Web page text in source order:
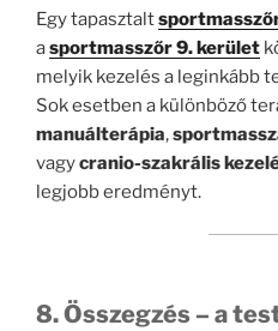
Egy tapasztalt
asportmasszőr 9. kerület
melyik kezelés a leginkább
Sok esetben a különböző
manuálterápia,
vagycranio-szakrális
legjobb eredményt.
8. Összegzés – a